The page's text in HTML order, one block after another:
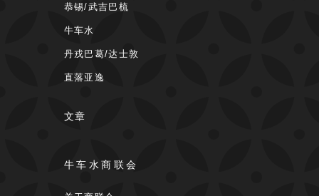
恭锡/武吉巴梳
牛车水
丹戎巴葛/达士敦
直落亚逸
文章
牛车水商联会